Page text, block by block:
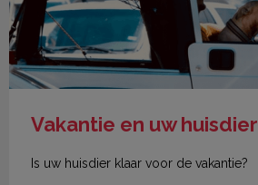
Vakantie en uw huisdier
Is uw huisdier klaar voor de vakantie?